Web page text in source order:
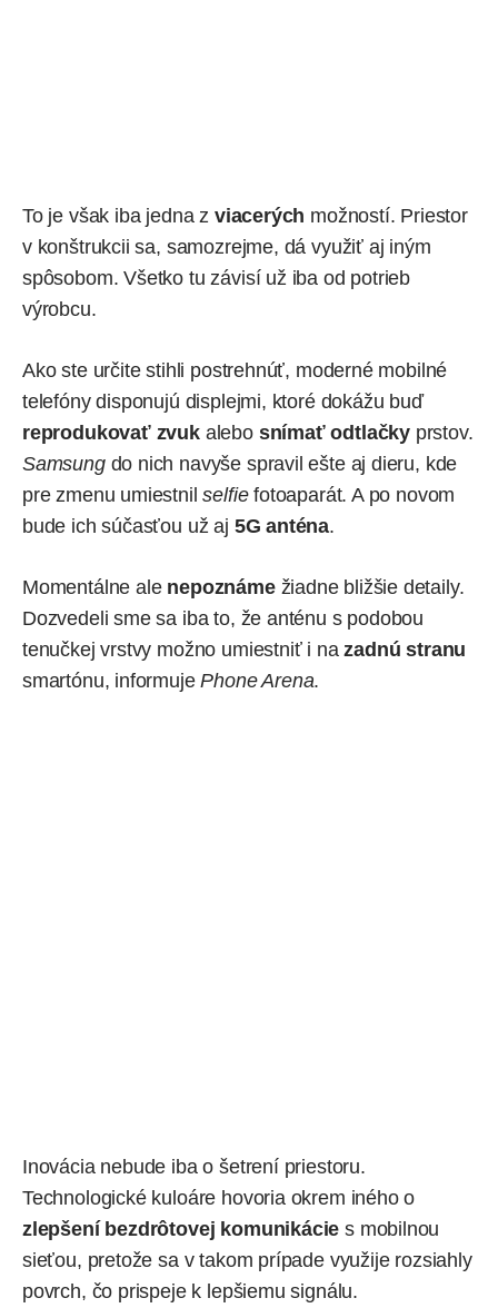
To je však iba jedna z viacerých možností. Priestor
v konštrukcii sa, samozrejme, dá využiť aj iným
spôsobom. Všetko tu závisí už iba od potrieb
výrobcu.
Ako ste určite stihli postrehnúť, moderné mobilné
telefóny disponujú displejmi, ktoré dokážu buď
reprodukovať zvukalebo snímať odtlačky prstov.
Samsungdo nich navyše spravil ešte aj dieru, kde
pre zmenu umiestnilselfiefotoaparát. A po novom
bude ich súčasťou už aj 5G anténa.
Momentálne ale nepoznáme žiadne bližšie detaily.
Dozvedeli sme sa iba to, že anténu s podobou
tenučkej vrstvy možno umiestniť i nazadnú stranu
smartónu, informuje Phone Arena.
Inovácia nebude iba o šetrení priestoru.
Technologické kuloáre hovoria okrem iného o
zlepšení bezdrôtovej komunikácie s mobilnou
sieťou, pretože sa v takom prípade využije rozsiahly
povrch, čo prispeje k lepšiemu signálu.